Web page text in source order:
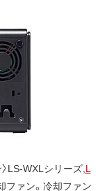
LS-WXLシリーズ,L
ファン。冷却ファン